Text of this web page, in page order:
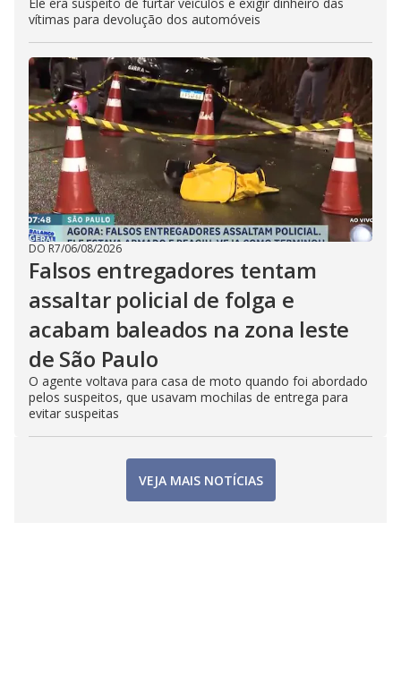
vítimas para devolução dos automóveis
DO R7/06/08/2026
Falsos entregadores tentam
assaltar policial de folga e
acabam baleados na zona leste
de São Paulo
O agente voltava para casa de moto quando foi abordado
pelos suspeitos, que usavam mochilas de entrega para
evitar suspeitas
VEJA MAIS NOTÍCIAS